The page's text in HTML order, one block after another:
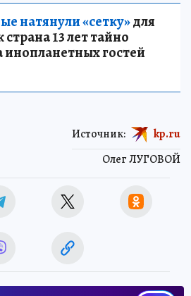
натянули «сетку»для
13 лет тайно
инопланетных гостей
Олег ЛУГОВОЙ
Источник: kp.ru